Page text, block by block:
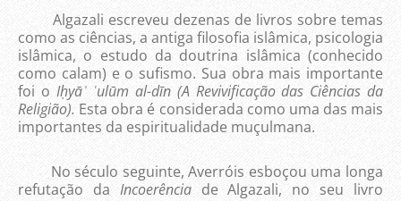
Algazali escreveu dezenas de livros sobre temas
como as ciências, a antiga filosofia islâmica, psicologia
islâmica, o estudo da doutrina islâmica (conhecido
como calam) e o sufismo. Sua obra mais importante
foi o Iḥyāʾ ʿulūm al-dīn (A Revivificação das Ciências da
Religião). Esta obra é considerada como uma das mais
importantes da espiritualidade muçulmana.
No século seguinte, Averróis esboçou uma longa
refutação da Incoerênciade Algazali, no seu livro